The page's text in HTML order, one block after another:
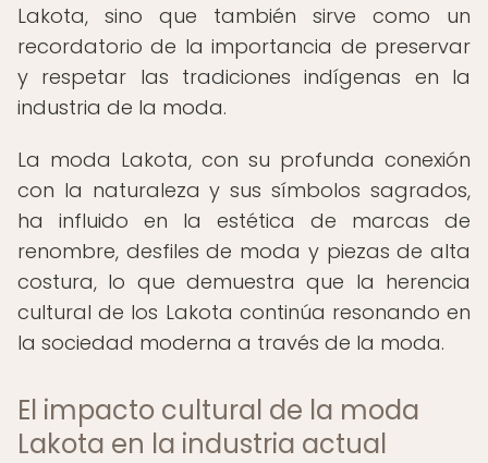
Lakota, sino que también sirve como un
recordatorio de la importancia de preservar
y respetar las tradiciones indígenas en la
industria de la moda.
La moda Lakota, con su profunda conexión
con la naturaleza y sus símbolos sagrados,
ha influido en la estética de marcas de
renombre, desfiles de moda y piezas de alta
costura, lo que demuestra que la herencia
cultural de los Lakota continúa resonando en
la sociedad moderna a través de la moda.
El impacto cultural de la moda
Lakota en la industria actual